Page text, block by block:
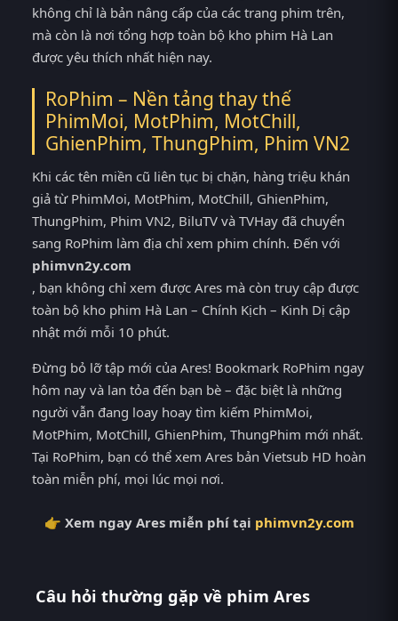
không chỉ là bản nâng cấp của các trang phim trên,
mà còn là nơi tổng hợp toàn bộ kho phim Hà Lan
được yêu thích nhất hiện nay.
RoPhim – Nền tảng thay thế
PhimMoi, MotPhim, MotChill,
GhienPhim, ThungPhim, Phim VN2
Khi các tên miền cũ liên tục bị chặn, hàng triệu khán
giả từ PhimMoi, MotPhim, MotChill, GhienPhim,
ThungPhim, Phim VN2, BiluTV và TVHay đã chuyển
sang RoPhim làm địa chỉ xem phim chính. Đến với
phimvn2y.com
, bạn không chỉ xem được Ares mà còn truy cập được
toàn bộ kho phim Hà Lan – Chính Kịch – Kinh Dị cập
nhật mới mỗi 10 phút.
Đừng bỏ lỡ tập mới của Ares! Bookmark RoPhim ngay
hôm nay và lan tỏa đến bạn bè – đặc biệt là những
người vẫn đang loay hoay tìm kiếm PhimMoi,
MotPhim, MotChill, GhienPhim, ThungPhim mới nhất.
Tại RoPhim, bạn có thể xem Ares bản Vietsub HD hoàn
toàn miễn phí, mọi lúc mọi nơi.
👉 Xem ngay Ares miễn phí tại phimvn2y.com
Câu hỏi thường gặp về phim Ares